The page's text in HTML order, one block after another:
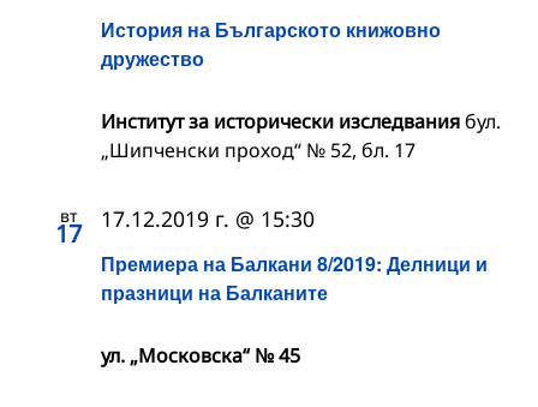
История на Българското книжовно
дружество
Институт за исторически изследваниябул.
„Шипченски проход“ № 52, бл. 17
вт
17
Премиера на Балкани 8/2019: Делници и
празници на Балканите
17.12.2019 г. @ 15:30
ул. „Московска“ № 45